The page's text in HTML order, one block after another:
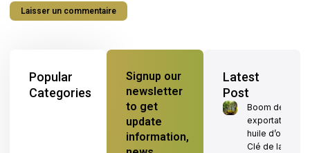
Popular
Categories
Signup our
newsletter
to get
update
information,
Latest
Post
Boom des
exportations
huile d’olive :
Clé de la